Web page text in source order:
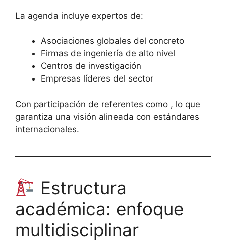
La agenda incluye expertos de:
Asociaciones globales del concreto
Firmas de ingeniería de alto nivel
Centros de investigación
Empresas líderes del sector
Con participación de referentes como , lo que
garantiza una visión alineada con estándares
internacionales.
Estructura
académica: enfoque
multidisciplinar